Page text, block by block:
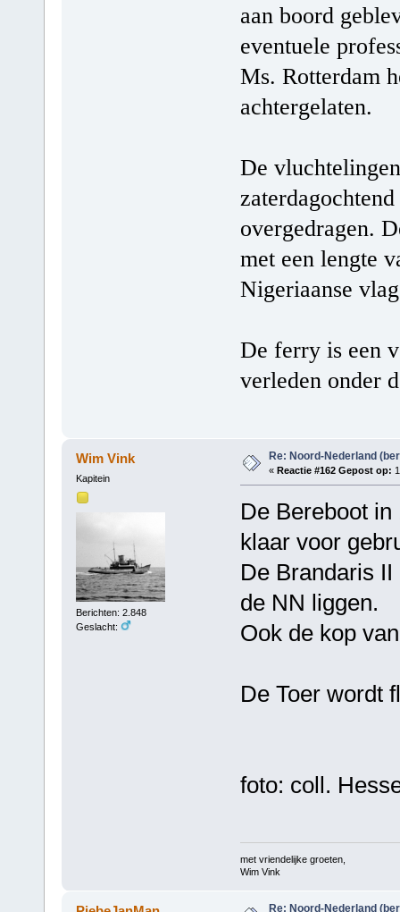
aan boord
eventuele
Ms. Rotterdam
achtergelaten.
De
overgedragen.
met een lengte
Nigeriaanse
De ferry is een
verleden onder
Wim Vink
Kapitein
Berichten: 2.848
Geslacht:
Re: Noord-Nederland
« Reactie #162 Gepost op:
De Bereboot
klaar voor
De Brandaris
de NN liggen.
Ook de kop
De Toer wordt
foto: coll.
met vriendelijke groeten,
Wim Vink
Re: Noord-Nederland